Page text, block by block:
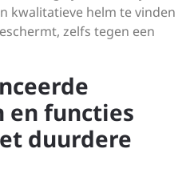
kwalitatieve helm te vinden
zelfs tegen een
en functies
duurdere